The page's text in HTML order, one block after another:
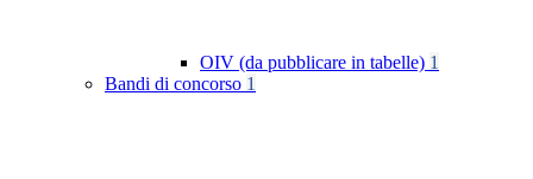
OIV (da pubblicare in tabelle) 1
Bandi di concorso 1